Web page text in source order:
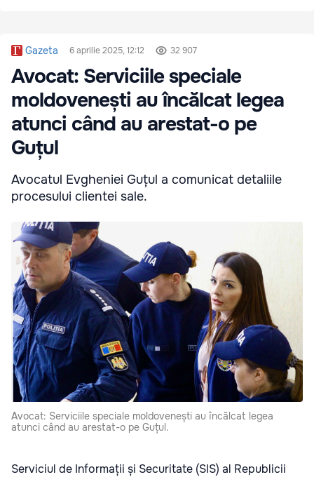
Gazeta 6 aprilie 2025, 12:12 32 907
Avocat: Serviciile speciale
moldovenești au încălcat legea
atunci când au arestat-o pe
Guțul
Avocatul Evgheniei Guțul a comunicat detaliile
procesului clientei sale.
Avocat: Serviciile speciale moldovenești au încălcat legea
atunci când au arestat-o pe Guțul.
Serviciul de Informații și Securitate (SIS) al Republicii